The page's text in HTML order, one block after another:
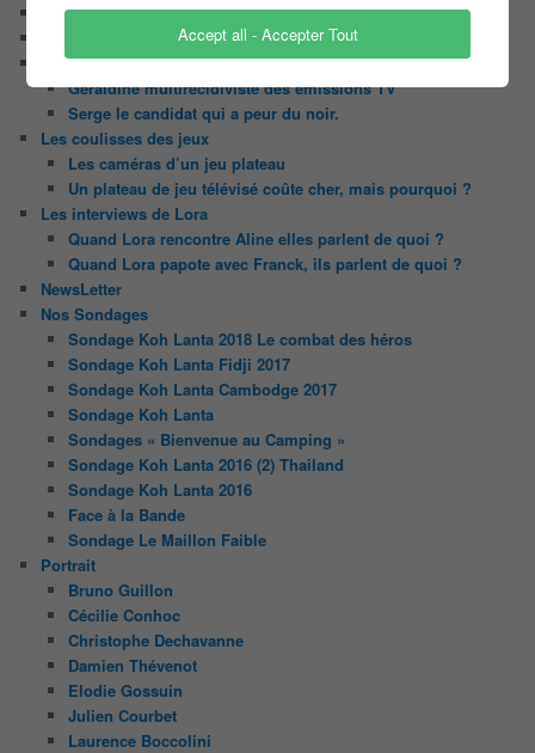
Il était une fois ….
Le candidat masqué
Le trombinoscope des Joueurs
Géraldine multirécidiviste des émissions TV
Serge le candidat qui a peur du noir.
Les coulisses des jeux
Les caméras d’un jeu plateau
Un plateau de jeu télévisé coûte cher, mais pourquoi ?
Les interviews de Lora
Quand Lora rencontre Aline elles parlent de quoi ?
Quand Lora papote avec Franck, ils parlent de quoi ?
NewsLetter
Nos Sondages
Sondage Koh Lanta 2018 Le combat des héros
Sondage Koh Lanta Fidji 2017
Sondage Koh Lanta Cambodge 2017
Sondage Koh Lanta
Sondages « Bienvenue au Camping »
Sondage Koh Lanta 2016 (2) Thailand
Sondage Koh Lanta 2016
Face à la Bande
Sondage Le Maillon Faible
Portrait
Bruno Guillon
Cécilie Conhoc
Christophe Dechavanne
Damien Thévenot
Elodie Gossuin
Julien Courbet
Laurence Boccolini
Accept all - Accepter Tout